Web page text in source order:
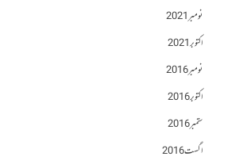
نومبر 2021
اکتوبر 2021
نومبر 2016
اکتوبر 2016
ستمبر 2016
اگست 2016